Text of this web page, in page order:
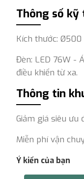
Thông số kỹ
Kích thước:
Đèn: LED 76W -
điều khiển từ xa.
Thông tin
Giảm giá siêu ưu
Miễn phí vận
Ý kiến của bạn